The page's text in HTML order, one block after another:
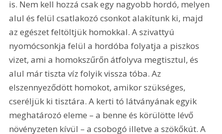
is. Nem kell hozzá csak egy nagyobb hordó, melyen
alul és felül csatlakozó csonkot alakítunk ki, majd
az egészet feltöltjük homokkal. A szivattyú
nyomócsonkja felül a hordóba folyatja a piszkos
vizet, ami a homokszűrőn átfolyva megtisztul, és
alul már tiszta víz folyik vissza tóba. Az
elszennyeződött homokot, amikor szükséges,
cseréljük ki tisztára. A kerti tó látványának egyik
meghatározó eleme – a benne és körülötte lévő
növényzeten kívül – a csobogó illetve a szökőkút. A